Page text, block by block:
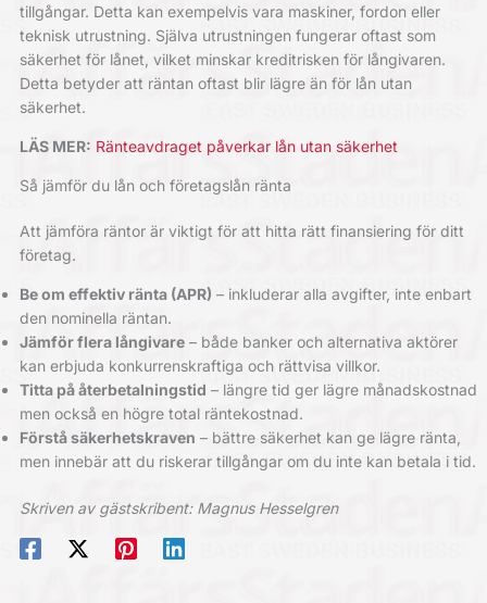
tillgångar. Detta kan exempelvis vara maskiner, fordon eller
teknisk utrustning. Själva utrustningen fungerar oftast som
säkerhet för lånet, vilket minskar kreditrisken för långivaren.
Detta betyder att räntan oftast blir lägre än för lån utan
säkerhet.
LÄS MER: Ränteavdraget påverkar lån utan säkerhet
Så jämför du lån och företagslån ränta
Att jämföra räntor är viktigt för att hitta rätt finansiering för ditt
företag.
Be om effektiv ränta (APR) – inkluderar alla avgifter, inte enbart
den nominella räntan.
Jämför flera långivare– både banker och alternativa aktörer
kan erbjuda konkurrenskraftiga och rättvisa villkor.
Titta på återbetalningstid – längre tid ger lägre månadskostnad
men också en högre total räntekostnad.
Förstå säkerhetskraven – bättre säkerhet kan ge lägre ränta,
men innebär att du riskerar tillgångar om du inte kan betala i tid.
Skriven av gästskribent: Magnus Hesselgren